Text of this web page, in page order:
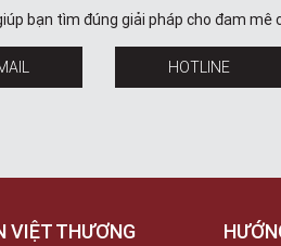
bạn tìm đúng giải pháp cho đam mê
HOTLINE
VIỆT THƯƠNG